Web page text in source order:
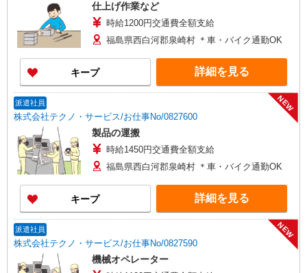
仕上げ作業など
時給1200円交通費全額支給
福島県西白河郡泉崎村 ＊車・バイク通勤OK
キープ 詳細を見る
派遣社員
株式会社テクノ・サービス/お仕事No/0827600
NEW
製品の運搬
時給1450円交通費全額支給
福島県西白河郡泉崎村 ＊車・バイク通勤OK
キープ 詳細を見る
派遣社員
株式会社テクノ・サービス/お仕事No/0827590
NEW
機械オペレーター